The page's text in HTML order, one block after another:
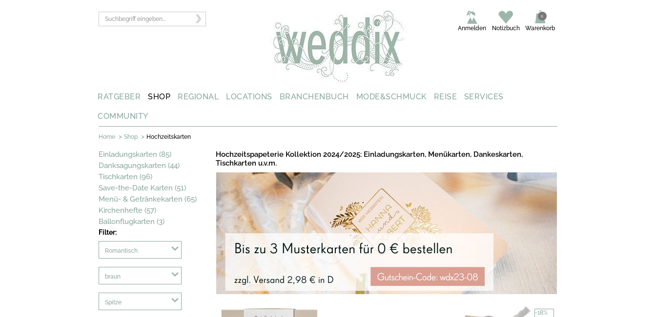
Warenkorb
0
Notizbuch
Anmelden
RATGEBER SHOP REGIONAL LOCATIONS BRANCHENBUCH MODE&SCHMUCK REISE SERVICES
COMMUNITY
Home > Shop > Hochzeitskarten
Einladungskarten (85)
Danksagungskarten (44)
Tischkarten (96)
Save-the-Date Karten (51)
Menü- & Getränkekarten (65)
Kirchenhefte (57)
Ballonflugkarten (3)
Filter:
Romantisch
braun
Spitze
Hochzeitspapeterie Kollektion 2024/2025: Einladungskarten, Menükarten, Dankeskarten,
Tischkarten u.v.m.
-18%